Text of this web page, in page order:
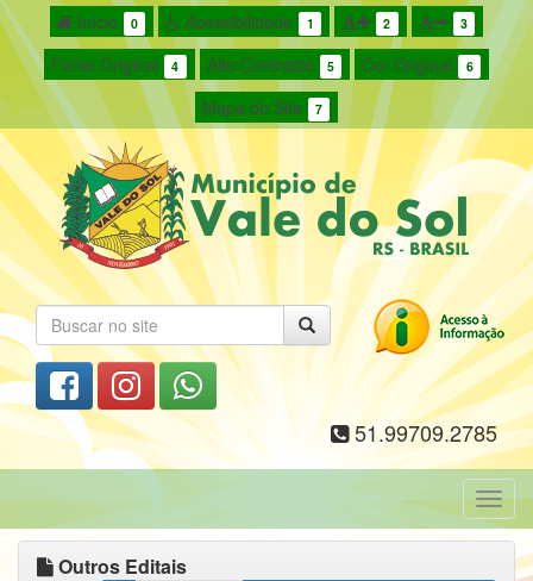
Início 0 Acessibilidade 1 2 3
Fonte Original 4 Alto Contraste 5 Cor Original 6
Mapa do Site 7
51.99709.2785
Outros Editais